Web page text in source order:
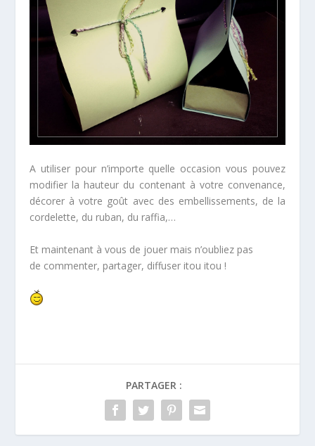
A utiliser pour n’importe quelle occasion vous pouvez
modifier la hauteur du contenant à votre convenance,
décorer à votre goût avec des embellissements, de la
cordelette, du ruban, du raffia,…
Et maintenant à vous de jouer mais n’oubliez pas
de commenter, partager, diffuser itou itou !
PARTAGER :